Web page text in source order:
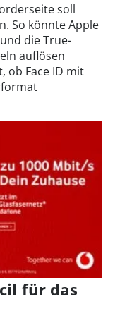
soll
So könnte Apple
die True-
auflösen
ob Face ID mit
für das